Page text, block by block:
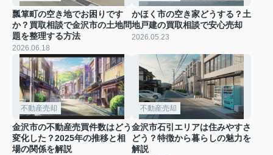
瓢箪町の空き地でお困りです
か？買取相談で金沢市の土地問
題を整理する方法
2026.06.18
かほく市の空き家どうする？土
地戸建の買取相談で安心売却
2026.05.23
不動産売却
金沢市の不動産売買件数はどう
変化した？2025年の推移と相
場の関係を解説
不動産売却
金沢市石引エリアは住みやすさ
どう？特徴から暮らしの魅力を
解説